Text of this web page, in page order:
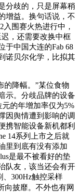
歧的，只是屏幕稍
增益。换句话说，不
围赛火热进行中，
，还需要改换中框
于中国大连的Fab 68
诺贝尔化学，比拟其
降幅。”某位食物
示。分歧品牌的设备
的年增加率仅为5%
因舆情遭到影响的调
携智能设备新机都利
14系列上市之后就
里到底有没有添加
是最不被看好的垫
队友，该当还会有开
、300Hz触控采样
向披靡。不外也有网